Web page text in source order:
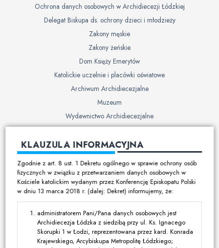
Ochrona danych osobowych w Archidiecezji Łódzkiej
Delegat Biskupa ds. ochrony dzieci i młodzieży
Zakony męskie
Zakony żeńskie
Dom Księży Emerytów
Katolickie uczelnie i placówki oświatowe
Archiwum Archidiecezjalne
Muzeum
Wydawnictwo Archidiecezjalne
Cmentarze
Duszpasterstwo
Program duszpasterski
Kalendarz pracy duszpasterskiej
Duszpasterstwo specjalistyczne
Ruchy i stowarzyszenia
Multimedia
KLAUZULA INFORMACYJNA
Zgodnie z art. 8 ust. 1 Dekretu ogólnego w sprawie ochrony osób
fizycznych w związku z przetwarzaniem danych osobowych w
Kościele katolickim wydanym przez Konferencję Episkopatu Polski
w dniu 13 marca 2018 r. (dalej: Dekret) informujemy, że:
administratorem Pani/Pana danych osobowych jest
Archidiecezja Łódzka z siedzibą przy ul. Ks. Ignacego
Skorupki 1 w Łodzi, reprezentowana przez kard. Konrada
Krajewskiego, Arcybiskupa Metropolitę Łódzkiego;